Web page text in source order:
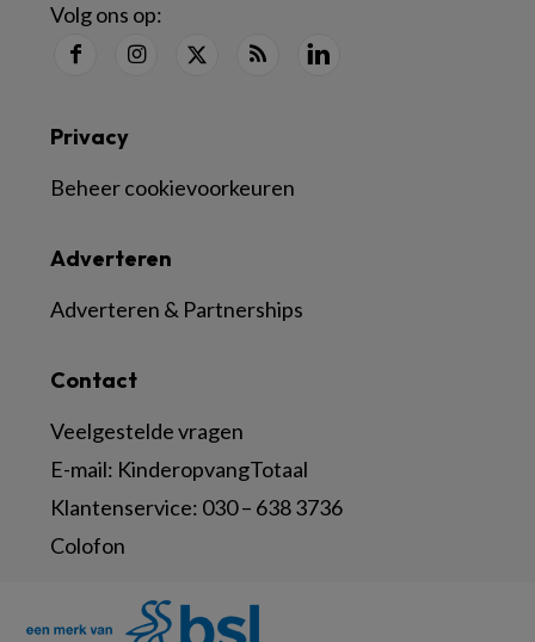
Volg ons op:
Contact
Veelgestelde vragen
E-mail: KinderopvangTotaal
Klantenservice: 030 – 638 3736
Colofon
Adverteren
Adverteren & Partnerships
Privacy
Beheer cookievoorkeuren